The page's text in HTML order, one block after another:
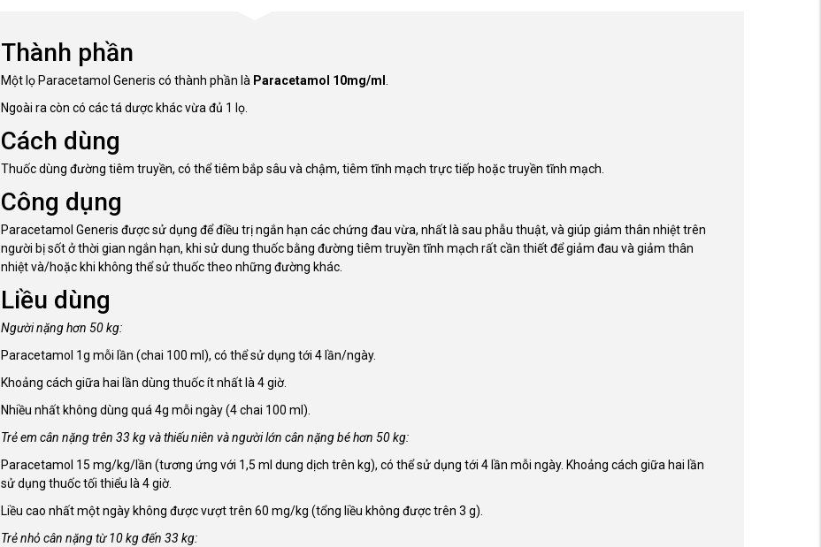
Thành phần
Một lọ Paracetamol Generis có thành phần là Paracetamol 10mg/ml .
Ngoài ra còn có các tá dược khác vừa đủ 1 lọ.
Cách dùng
Thuốc dùng đường tiêm truyền, có thể tiêm bắp sâu và chậm, tiêm tĩnh mạch trực tiếp hoặc truyền tĩnh mạch.
Công dụng
Paracetamol Generis được sử dụng để điều trị ngắn hạn các chứng đau vừa, nhất là sau phẫu thuật, và giúp giảm thân nhiệt trên
người bị sốt ở thời gian ngắn hạn, khi sử dung thuốc bằng đường tiêm truyền tĩnh mạch rất cần thiết để giảm đau và giảm thân
nhiệt và/hoặc khi không thể sử thuốc theo những đường khác.
Liều dùng
Người nặng hơn 50 kg:
Paracetamol 1g mỗi lần (chai 100 ml), có thể sử dụng tới 4 lần/ngày.
Khoảng cách giữa hai lần dùng thuốc ít nhất là 4 giờ.
Nhiều nhất không dùng quá 4g mỗi ngày (4 chai 100 ml).
Trẻ em cân nặng trên 33 kg và thiếu niên và người lớn cân nặng bé hơn 50 kg:
Paracetamol 15 mg/kg/lần (tương ứng với 1,5 ml dung dịch trên kg), có thể sử dụng tới 4 lần mỗi ngày. Khoảng cách giữa hai lần
sử dụng thuốc tối thiểu là 4 giờ.
Liều cao nhất một ngày không được vượt trên 60 mg/kg (tổng liều không được trên 3 g).
Trẻ nhỏ cân nặng từ 10 kg đến 33 kg: